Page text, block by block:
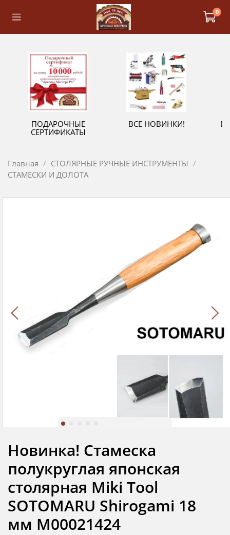
0
ПОДАРОЧНЫЕ
СЕРТИФИКАТЫ
ВСЕ НОВИНКИ!
Главная
СТОЛЯРНЫЕ РУЧНЫЕ ИНСТРУМЕНТЫ
СТАМЕСКИ И ДОЛОТА
Новинка! Стамеска
полукруглая японская
столярная Miki Tool
SOTOMARU Shirogami 18
мм М00021424